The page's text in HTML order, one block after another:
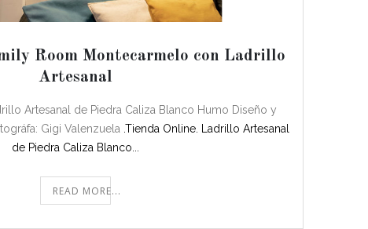
Room Montecarmelo con Ladrillo
Artesanal
Artesanal de Piedra Caliza Blanco Humo Diseño y
Gigi Valenzuela .Tienda Online.
Ladrillo Artesanal
de Piedra Caliza Blanco...
READ MORE...